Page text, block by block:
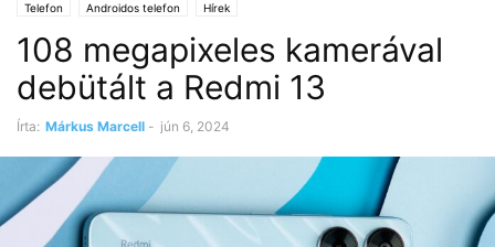
Telefon Androidos telefon Hírek
108 megapixeles kamerával
debütált a Redmi 13
Írta: Márkus Marcell - jún 6, 2024